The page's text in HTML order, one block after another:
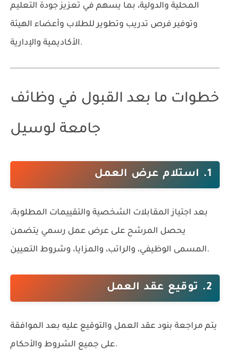
المحلية والدولية، بما يسهم في تعزيز جودة التعليم
وتوفير فرص تدريب وتطوير للطلاب وأعضاء الهيئة
الأكاديمية والإدارية.
خطوات ما بعد القبول في وظائف
جامعة لوسيل
1. استلام عرض العمل
بعد اجتياز المقابلات الشخصية والتقييمات المطلوبة،
يحصل المرشح على عرض عمل رسمي يتضمن
المسمى الوظيفي، والراتب، والمزايا، وشروط التعيين.
2. توقيع عقد العمل
يتم مراجعة بنود عقد العمل والتوقيع عليه بعد الموافقة
على جميع الشروط والأحكام.